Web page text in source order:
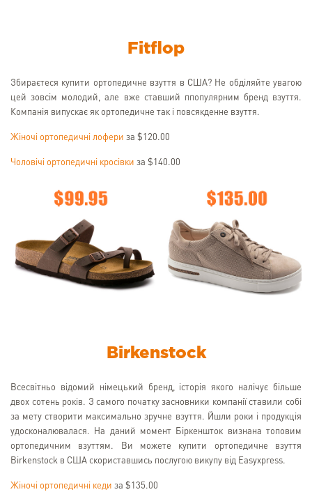
Fitflop
Збираєтеся купити ортопедичне взуття в США? Не обділяйте увагою
цей зовсім молодий, але вже ставший ппопулярним бренд взуття.
Компанія випускає як ортопедичне так і повсякденне взуття.
Жіночі ортопедичні лофери за $120.00
Чоловічі ортопедичні кросівки за $140.00
Birkenstock
Всесвітньо відомий німецький бренд, історія якого налічує більше
двох сотень років. З самого початку засновники компанії ставили собі
за мету створити максимально зручне взуття. Йшли роки і продукція
удосконалювалася. На даний момент Біркеншток визнана топовим
ортопедичним взуттям. Ви можете купити ортопедичне взуття
Birkenstock в США скориставшись послугою викупу від Easyxpress.
Жіночі ортопедичні кеди за $135.00